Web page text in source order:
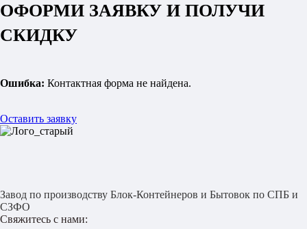
ОФОРМИ ЗАЯВКУ И ПОЛУЧИ
СКИДКУ
Ошибка: Контактная форма не найдена.
Оставить заявку
Завод по производству Блок-Контейнеров и Бытовок по СПБ и
СЗФО
Свяжитесь с нами: